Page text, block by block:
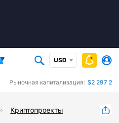
USD
Рыночная капитализация: $2 297
Криптопроекты